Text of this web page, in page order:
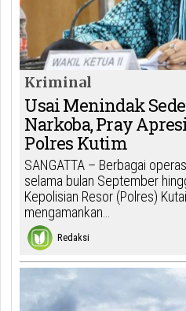
Kriminal
Usai Menindak
Narkoba, Pray
Polres Kutim
SANGATTA – Berbagai
selama bulan September
Kepolisian Resor (Polres)
mengamankan…
Redaksi